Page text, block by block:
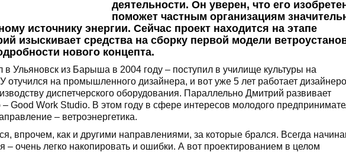
деятельности. Он уверен, что его
поможет частным организациям
источнику энергии. Сейчас проект находится на этапе
изыскивает средства на сборку первой модели
нового концепта.
Ульяновск из Барыша в 2004 году – поступил в училище культуры на
отучился на промышленного дизайнера, и вот уже 5 лет работает
диспетчерского оборудования. Параллельно Дмитрий развивает
Good Work Studio. В этом году в сфере интересов молодого
– ветроэнергетика.
впрочем, как и другими направлениями, за которые брался. Всегда
– очень легко накопировать и ошибки. А вот проектированием в целом